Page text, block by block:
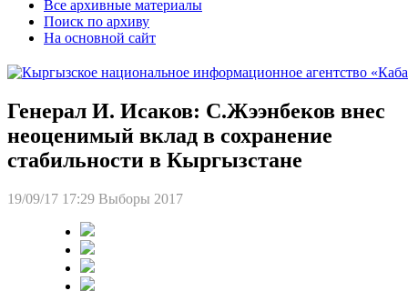
Все архивные материалы
Поиск по архиву
На основной сайт
Генерал И. Исаков: С.Жээнбеков внес
неоценимый вклад в сохранение
стабильности в Кыргызстане
19/09/17 17:29 Выборы 2017